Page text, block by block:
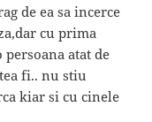
de ea sa incerce
cu prima
persoana atat de
fi.. nu stiu
kiar si cu cinele